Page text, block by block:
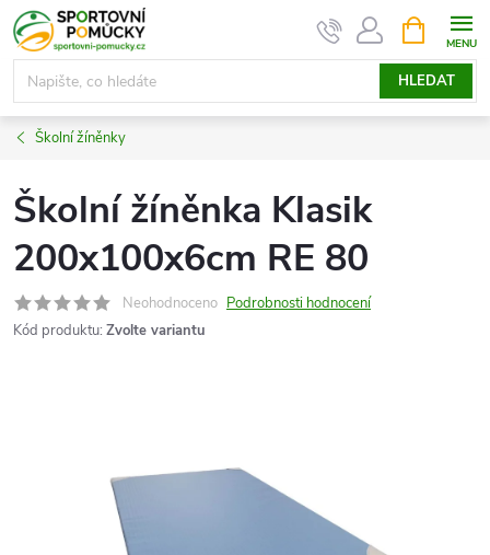
Přejít
na
obsah
HLEDAT
NÁKUPNÍ
KOŠÍK
Školní žíněnky
Školní žíněnka Klasik
200x100x6cm RE 80
Neohodnoceno Podrobnosti hodnocení
Kód produktu: Zvolte variantu